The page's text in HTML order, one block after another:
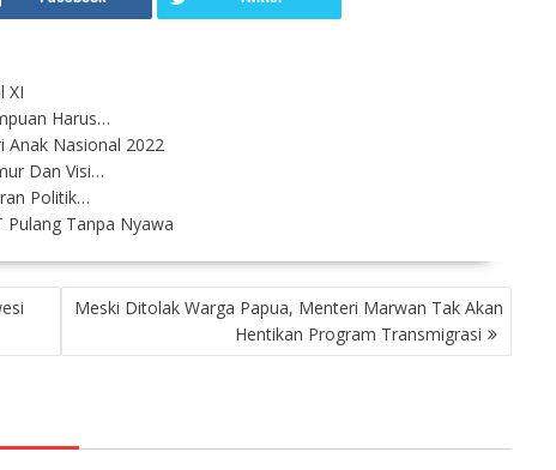
XI
Harus…
Anak Nasional 2022
Dan Visi…
Politik…
Pulang Tanpa Nyawa
Meski Ditolak Warga Papua, Menteri Marwan Tak Akan
Hentikan Program Transmigrasi